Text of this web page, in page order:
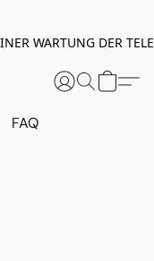
WARTUNG DER
FAQ